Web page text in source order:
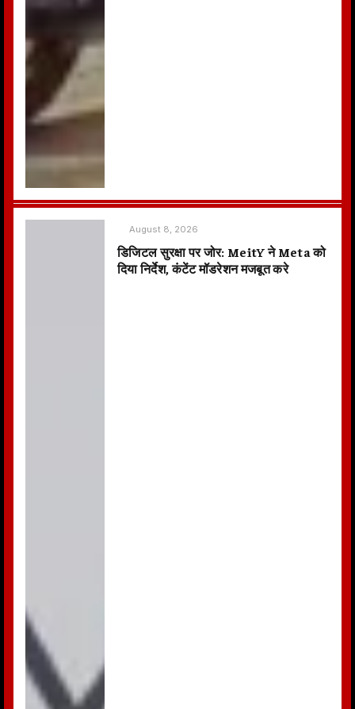
August 8, 2026
डिजिटल सुरक्षा पर जोर: MeitY ने Meta को
दिया निर्देश, कंटेंट मॉडरेशन मजबूत करे